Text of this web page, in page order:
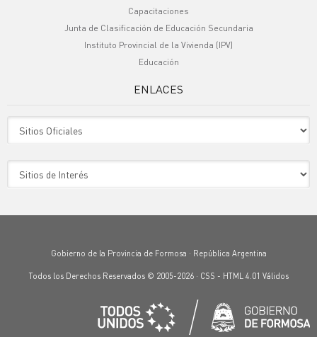
Capacitaciones
Junta de Clasificación de Educación Secundaria
Instituto Provincial de la Vivienda (IPV)
Educación
ENLACES
Gobierno de la Provincia de Formosa · República Argentina
Todos los Derechos Reservados © 2005-2026 · CSS - HTML 4.01 Válidos